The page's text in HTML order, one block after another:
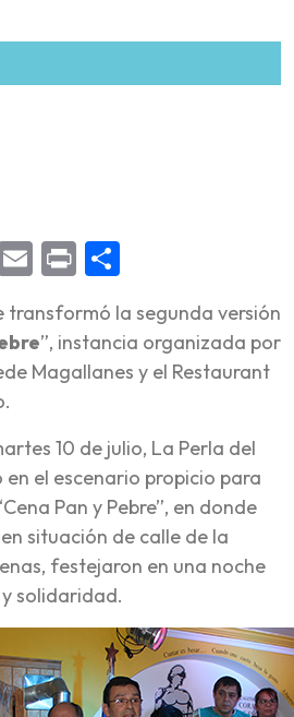
Email
Print
transformó la segunda versión
”, instancia organizada por
Magallanes y el Restaurant
10 de julio, La Perla del
el escenario propicio para
Pan y Pebre”, en donde
situación de calle de la
festejaron en una noche
solidaridad.